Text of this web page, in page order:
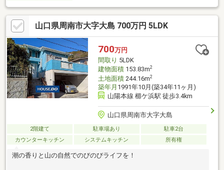
山口県周南市大字大島 700万円 5LDK
700万円
間取り 5LDK
建物面積153.83m2
土地面積244.16m2
築年月 1991年10月(築34年11ヶ月)
山陽本線 櫛ケ浜駅 徒歩3.4km
山口県周南市大字大島
2階建て 駐車場あり
駐車2台
カウンターキッチン
システムキッチン 所有権
潮の香りと山の自然でのびのびライフを！